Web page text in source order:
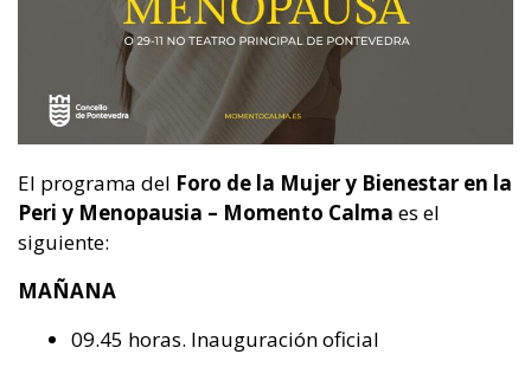
El programa del Foro de la Mujer y Bienestar en la
Peri y Menopausia – Momento Calma es el
siguiente:
MAÑANA
09.45 horas. Inauguración oficial